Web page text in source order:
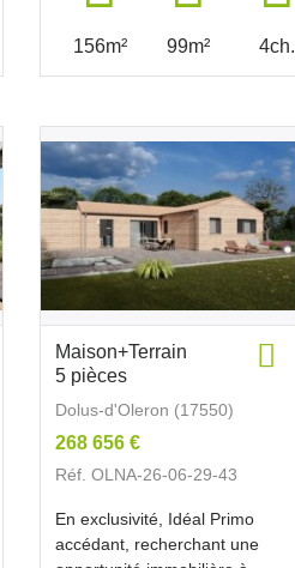
156m² 99m² 4ch.
Maison+Terrain
5 pièces
Dolus-d'Oleron (17550)
268 656 €
Réf. OLNA-26-06-29-43
En exclusivité, Idéal Primo
accédant, recherchant une